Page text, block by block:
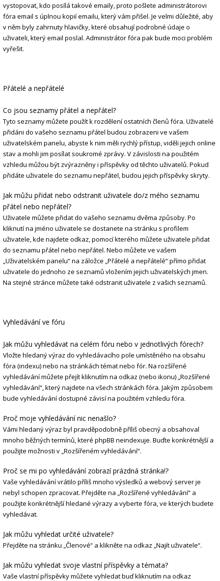
vystopovat, kdo posílá takové emaily, proto pošlete administrátorovi
fóra email s úplnou kopií emailu, který vám přišel. Je velmi důležité, aby
v něm byly zahrnuty hlavičky, které obsahují podrobné údaje o
uživateli, který email poslal. Administrátor fóra pak bude moci problém
vyřešit.
Přátelé a nepřátelé
Co jsou seznamy přátel a nepřátel?
Tyto seznamy můžete použít k rozdělení ostatních členů fóra. Uživatelé
přidáni do vašeho seznamu přátel budou zobrazeni ve vašem
uživatelském panelu, abyste k nim měli rychlý přístup, viděli jejich online
stav a mohli jim posílat soukromé zprávy. V závislosti na použitém
vzhledu můžou být zvýrazněny i příspěvky od těchto uživatelů. Pokud
přidáte uživatele do seznamu nepřátel, budou jejich příspěvky skryty.
Jak můžu přidat nebo odstranit uživatele do/z mého seznamu
přátel nebo nepřátel?
Uživatele můžete přidat do vašeho seznamu dvěma způsoby. Po
kliknutí na jméno uživatele se dostanete na stránku s profilem
uživatele, kde najdete odkaz, pomocí kterého můžete uživatele přidat
do seznamu přátel nebo nepřátel. Nebo můžete ve vašem
„Uživatelském panelu“ na záložce „Přátelé a nepřátelé“ přímo přidat
uživatele do jednoho ze seznamů vložením jejich uživatelských jmen.
Na stejné stránce můžete také odstranit uživatele z vašich seznamů.
Vyhledávání ve fóru
Jak můžu vyhledávat na celém fóru nebo v jednotlivých fórech?
Vložte hledaný výraz do vyhledávacího pole umístěného na obsahu
fóra (indexu) nebo na stránkách témat nebo fór. Na rozšířené
vyhledávání můžete přejít kliknutím na odkaz (nebo ikonu) „Rozšířené
vyhledávání“, který najdete na všech stránkách fóra. Jakým způsobem
bude vyhledávání dostupné závisí na použitém vzhledu fóra.
Proč moje vyhledávání nic nenašlo?
Vámi hledaný výraz byl pravděpodobně příliš obecný a obsahoval
mnoho běžných termínů, které phpBB neindexuje. Buďte konkrétnější a
použijte možnosti v „Rozšířeném vyhledávání“.
Proč se mi po vyhledávání zobrazí prázdná stránka!?
Vaše vyhledávání vrátilo příliš mnoho výsledků a webový server je
nebyl schopen zpracovat. Přejděte na „Rozšířené vyhledávání“ a
použijte konkrétnější hledané výrazy a vyberte fóra, ve kterých budete
vyhledávat.
Jak můžu vyhledat určité uživatele?
Přejděte na stránku „Členové“ a klikněte na odkaz „Najít uživatele“.
Jak můžu vyhledat svoje vlastní příspěvky a témata?
Vaše vlastní příspěvky můžete vyhledat buď kliknutím na odkaz